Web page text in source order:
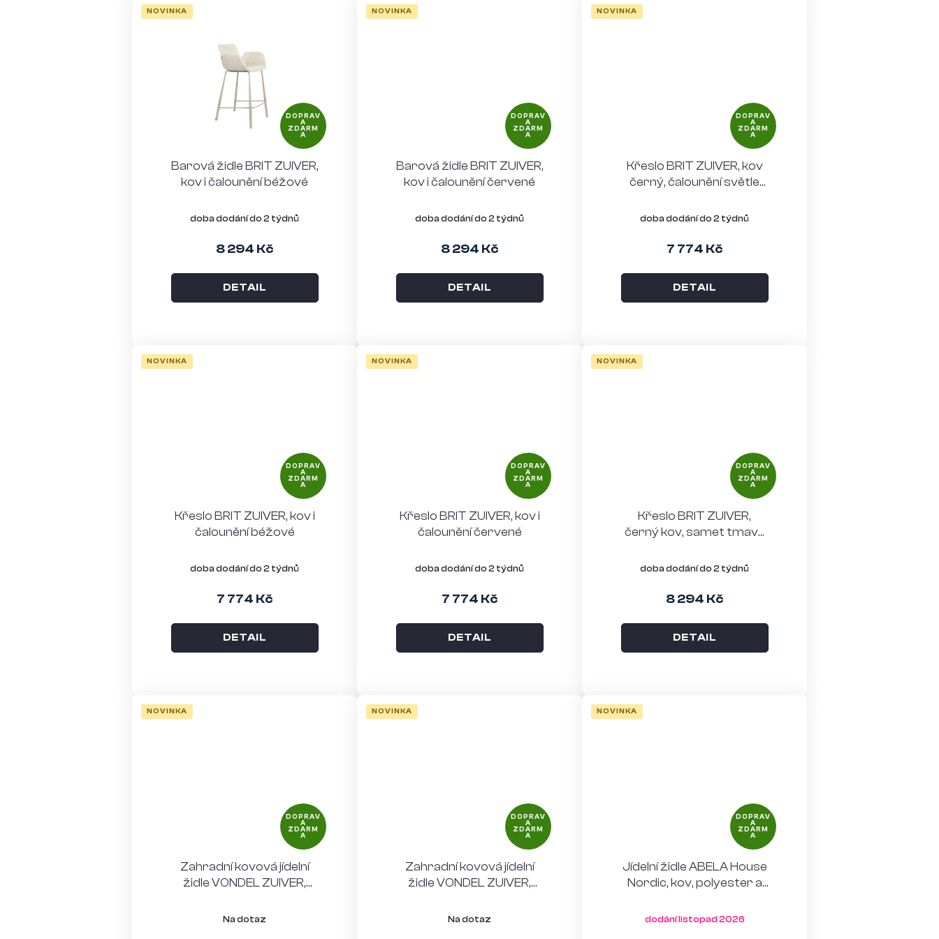
NOVINKA
DOPRAV
A
ZDARM
A
Barová židle BRIT ZUIVER,
kov i čalounění béžové
doba dodání do 2 týdnů
8 294 Kč
DETAIL
NOVINKA
DOPRAV
A
ZDARM
A
Barová židle BRIT ZUIVER,
kov i čalounění červené
doba dodání do 2 týdnů
8 294 Kč
DETAIL
NOVINKA
DOPRAV
A
ZDARM
A
Křeslo BRIT ZUIVER, kov
černý, čalounění světle
doba dodání do 2 týdnů
7 774 Kč
DETAIL
NOVINKA
DOPRAV
A
ZDARM
A
Křeslo BRIT ZUIVER, kov i
čalounění béžové
doba dodání do 2 týdnů
7 774 Kč
DETAIL
NOVINKA
DOPRAV
A
ZDARM
A
Křeslo BRIT ZUIVER, kov i
čalounění červené
doba dodání do 2 týdnů
7 774 Kč
DETAIL
NOVINKA
DOPRAV
A
ZDARM
A
Křeslo BRIT ZUIVER,
černý kov, samet tmavě
doba dodání do 2 týdnů
8 294 Kč
DETAIL
NOVINKA
DOPRAV
A
ZDARM
A
Zahradní kovová jídelní
židle VONDEL ZUIVER,
Na dotaz
NOVINKA
DOPRAV
A
ZDARM
A
Zahradní kovová jídelní
židle VONDEL ZUIVER,
Na dotaz
NOVINKA
DOPRAV
A
ZDARM
A
Jídelní židle ABELA House
Nordic, kov, polyester a
přírodní
dodání listopad 2026